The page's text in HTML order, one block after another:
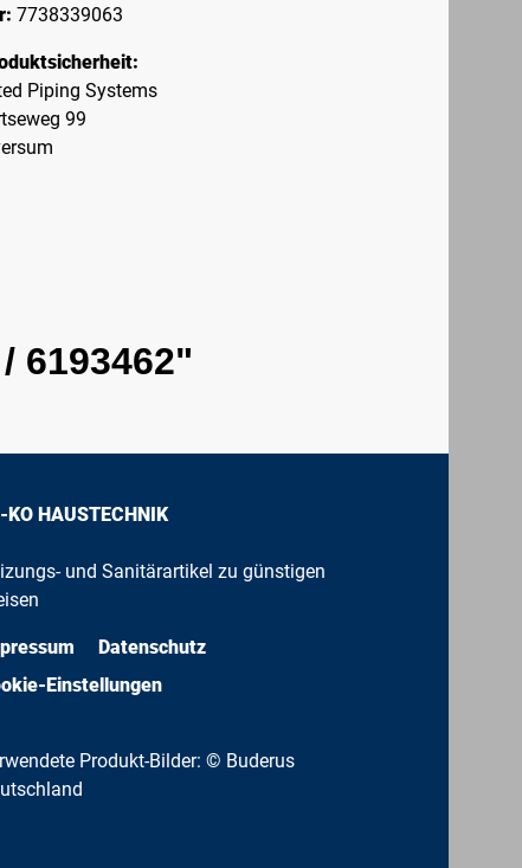
7738339063
Piping Systems
99
6193462"
KO HAUSTECHNIK
und Sanitärartikel zu günstigen
Datenschutz
Einstellungen
Produkt-Bilder: © Buderus